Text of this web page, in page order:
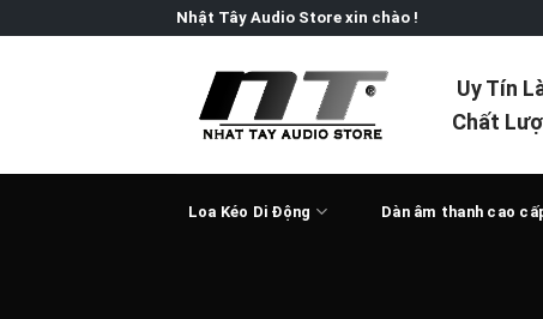
to
Nhật Tây Audio Store xin chào !
Uy Tín
Chất
Loa Kéo Di Động Dàn âm thanh cao